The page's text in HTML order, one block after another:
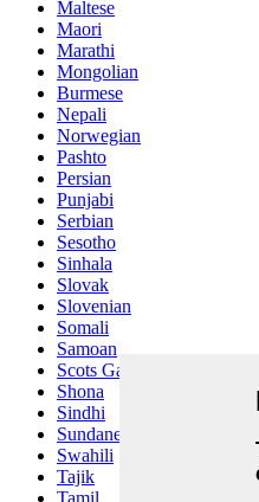
Maltese
Maori
Marathi
Mongolian
Burmese
Nepali
Norwegian
Pashto
Persian
Punjabi
Serbian
Sesotho
Sinhala
Slovak
Slovenian
Somali
Samoan
Scots Gaelic
Shona
Sindhi
Sundanese
Swahili
Tajik
Tamil